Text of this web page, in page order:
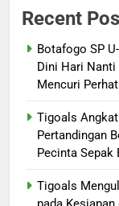
Recent
Botafogo SP
Dini Hari
Mencuri
Tigoals
Pertandingan
Pecinta Sepak
Tigoals